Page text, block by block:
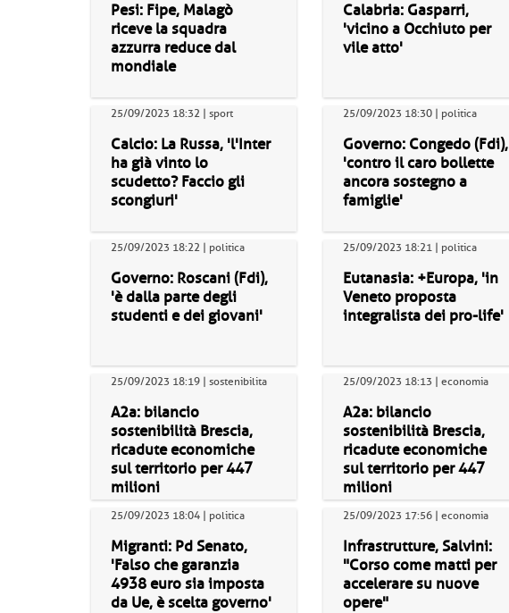
Pesi: Fipe, Malagò
riceve la squadra
azzurra reduce dal
mondiale
Calabria: Gasparri,
'vicino a Occhiuto per
vile atto'
25/09/2023 18:32 | sport
Calcio: La Russa, 'l'Inter
ha già vinto lo
scudetto? Faccio gli
scongiuri'
25/09/2023 18:30 | politica
Governo: Congedo (Fdi),
'contro il caro bollette
ancora sostegno a
famiglie'
25/09/2023 18:22 | politica
Governo: Roscani (Fdi),
'è dalla parte degli
studenti e dei giovani'
25/09/2023 18:21 | politica
Eutanasia: +Europa, 'in
Veneto proposta
integralista dei pro-life'
25/09/2023 18:19 | sostenibilita
A2a: bilancio
sostenibilità Brescia,
ricadute economiche
sul territorio per 447
milioni
25/09/2023 18:13 | economia
A2a: bilancio
sostenibilità Brescia,
ricadute economiche
sul territorio per 447
milioni
25/09/2023 18:04 | politica
Migranti: Pd Senato,
'Falso che garanzia
4938 euro sia imposta
da Ue, è scelta governo'
25/09/2023 17:56 | economia
Infrastrutture, Salvini:
"Corso come matti per
accelerare su nuove
opere"